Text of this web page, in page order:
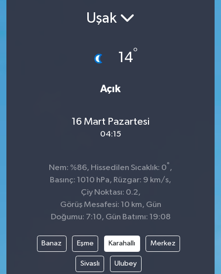
Uşak
14°
Açık
16 Mart Pazartesi
04:15
Nem: %86, Hissedilen Sıcaklık: 0° ,
Basınç: 1010 hPa, Rüzgar: 9 km/s,
Çiy Noktası: 0.2,
Görüş Mesafesi: 10 km, Gün
Doğumu: 7:10, Gün Batımı: 19:08
Banaz Eşme Karahallı Merkez
Sivaslı Ulubey